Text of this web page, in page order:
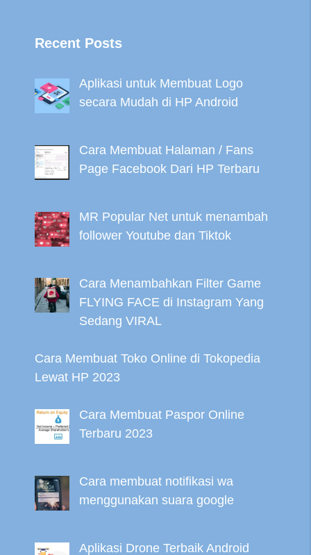
Recent Posts
Aplikasi untuk Membuat Logo
secara Mudah di HP Android
Cara Membuat Halaman / Fans
Page Facebook Dari HP Terbaru
MR Popular Net untuk menambah
follower Youtube dan Tiktok
Cara Menambahkan Filter Game
FLYING FACE di Instagram Yang
Sedang VIRAL
Cara Membuat Toko Online di Tokopedia
Lewat HP 2023
Cara Membuat Paspor Online
Terbaru 2023
Cara membuat notifikasi wa
menggunakan suara google
Aplikasi Drone Terbaik Android